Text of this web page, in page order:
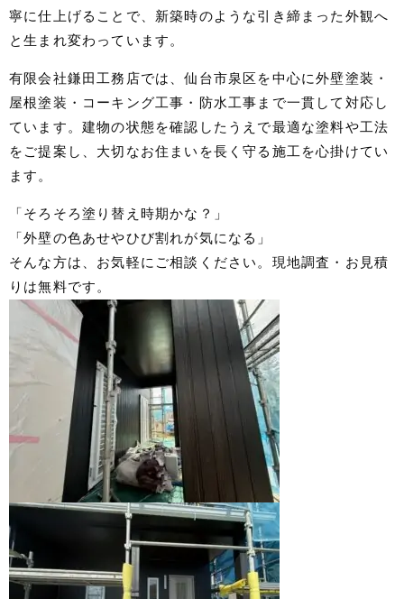
寧に仕上げることで、新築時のような引き締まった外観へ
と生まれ変わっています。
有限会社鎌田工務店では、仙台市泉区を中心に外壁塗装・
屋根塗装・コーキング工事・防水工事まで一貫して対応し
ています。建物の状態を確認したうえで最適な塗料や工法
をご提案し、大切なお住まいを長く守る施工を心掛けてい
ます。
「そろそろ塗り替え時期かな？」
「外壁の色あせやひび割れが気になる」
そんな方は、お気軽にご相談ください。現地調査・お見積
りは無料です。